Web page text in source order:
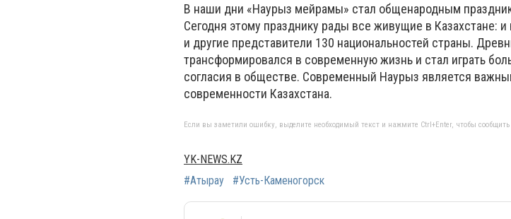
В наши дни «Наурыз мейрамы» стал общенародным
Сегодня этому празднику рады все живущие в Казахстане: и
и другие представители 130 национальностей страны.
трансформировался в современную жизнь и стал играть
согласия в обществе. Современный Наурыз является
современности Казахстана.
Если вы заметили ошибку, выделите необходимый текст и нажмите Ctrl+Enter, чтобы сообщить
YK-NEWS.KZ
#Атырау
#Усть-Каменогорск